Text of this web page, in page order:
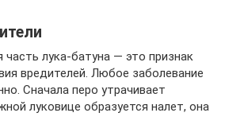
лука-батуна — это признак
вредителей. Любое заболевание
Сначала перо утрачивает
луковице образуется налет, она